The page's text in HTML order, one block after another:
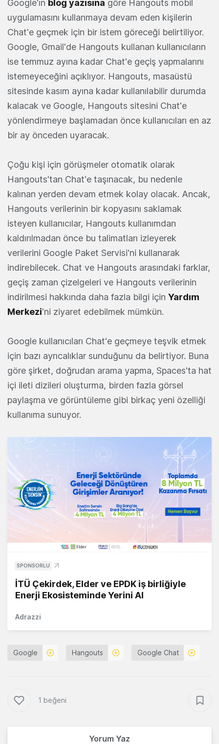
Google'ın blog yazısına göre Hangouts mobil
uygulamasını kullanmaya devam eden kişilerin
Chat'e geçmek için bir istem göreceği belirtiliyor.
Google, Gmail'de Hangouts kullanan kullanıcıların
ise temmuz ayına kadar Chat'e geçiş yapmalarını
istemeyeceğini açıklıyor. Hangouts, masaüstü
sitesinde kasım ayına kadar kullanılabilir durumda
kalacak ve Google, Hangouts sitesini Chat'e
yönlendirmeye başlamadan önce kullanıcıları en az
bir ay önceden uyaracak.
Çoğu kişi için görüşmeler otomatik olarak
Hangouts'tan Chat'e taşınacak, bu nedenle
kalınan yerden devam etmek kolay olacak. Ancak,
Hangouts verilerinin bir kopyasını saklamak
isteyen kullanıcılar, Hangouts kullanımdan
kaldırılmadan önce bu talimatları izleyerek
verilerini Google Paket Servisi'ni kullanarak
indirebilecek. Chat ve Hangouts arasındaki farklar,
geçiş zaman çizelgeleri ve Hangouts verilerinin
indirilmesi hakkında daha fazla bilgi için Yardım
Merkezi'ni ziyaret edebilmek mümkün.
Google kullanıcıları Chat'e geçmeye teşvik etmek
için bazı ayrıcalıklar sunduğunu da belirtiyor. Buna
göre şirket, doğrudan arama yapma, Spaces'ta hat
içi ileti dizileri oluşturma, birden fazla görsel
paylaşma ve görüntüleme gibi birkaç yeni özelliği
kullanıma sunuyor.
SPONSORLU
İTÜ Çekirdek, Elder ve EPDK iş birliğiyle
Enerji Ekosisteminde Yerini Al
Adrazzi
Google Hangouts Google Chat
1 beğeni
Yorum Yaz